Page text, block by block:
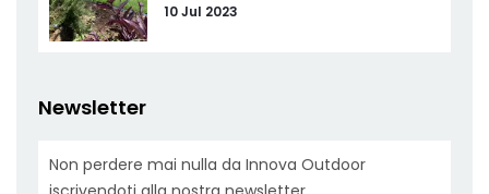
10 Jul 2023
Newsletter
Non perdere mai nulla da Innova Outdoor